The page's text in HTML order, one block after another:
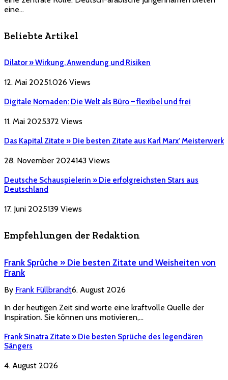
eine…
Beliebte Artikel
Dilator » Wirkung, Anwendung und Risiken
12. Mai 20251.026 Views
Digitale Nomaden: Die Welt als Büro – flexibel und frei
11. Mai 2025372 Views
Das Kapital Zitate » Die besten Zitate aus Karl Marx’ Meisterwerk
28. November 2024143 Views
Deutsche Schauspielerin » Die erfolgreichsten Stars aus
Deutschland
17. Juni 2025139 Views
Empfehlungen der Redaktion
Frank Sprüche » Die besten Zitate und Weisheiten von
Frank
By Frank Füllbrandt6. August 2026
In der heutigen Zeit sind worte eine kraftvolle Quelle der
Inspiration. Sie können uns motivieren,…
Frank Sinatra Zitate » Die besten Sprüche des legendären
Sängers
4. August 2026